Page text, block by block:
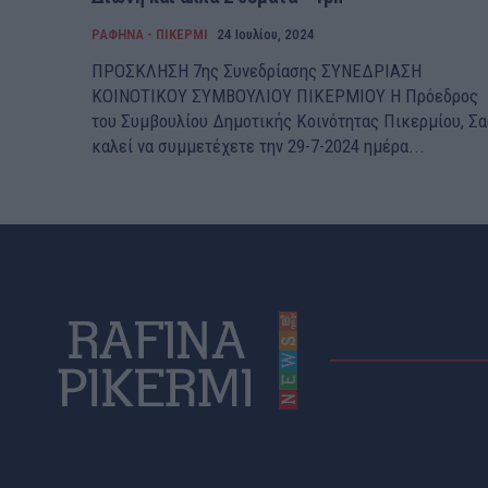
ΡΑΦΗΝΑ - ΠΙΚΕΡΜΙ 24 Ιουλίου, 2024
ΠΡΟΣΚΛΗΣΗ 7ης Συνεδρίασης ΣΥΝΕΔΡΙΑΣΗ
ΚΟΙΝΟΤΙΚΟΥ ΣΥΜΒΟΥΛΙΟΥ ΠΙΚΕΡΜΙΟΥ H Πρόεδρος
του Συμβουλίου Δημοτικής Κοινότητας Πικερμίου,
καλεί να συμμετέχετε την 29-7-2024 ημέρα...